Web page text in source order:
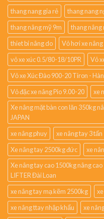
thang nang gia rẻ
thang nang
thang nâng mỹ 9m
thang
thiet bi nâng do
Vỏ hơi xe
vỏ xe xúc 0.5/80-18/10PR
Vỏ
Vỏ xe Xúc Đào 900-20 Tiron -
Vỏ đặc xe nâng Pio 9.00-20
xe
Xe nâng mặt bàn con lăn 350kg
JAPAN
xe nâng phuy
xe nâng tay 3 tấn
Xe nâng tay 2500kg đức
xe
Xe nâng tay cao 1500kg nâng
LIFTER Đài Loan
xe nâng tay mạ kẽm 2500kg
xe nâng ttay nhập khẩu
xe